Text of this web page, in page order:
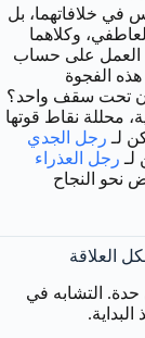
في خلافاتهما، بل
وكلاهما
العمل على حساب
الفجوة
تحت سقف واحد؟
محللة نقاط قوتها
لـ رجل الجدي
لـ رجل العذراء
نحو النجاح
العلاقة
التشابه في